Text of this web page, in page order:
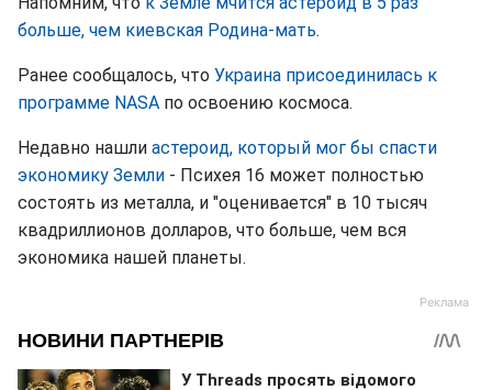
больше, чем киевская Родина-мать.
Ранее сообщалось, что Украина присоединилась к
программе NASA по освоению космоса.
Недавно нашли астероид, который мог бы спасти
экономику Земли - Психея 16 может полностью
состоять из металла, и "оценивается" в 10 тысяч
квадриллионов долларов, что больше, чем вся
экономика нашей планеты.